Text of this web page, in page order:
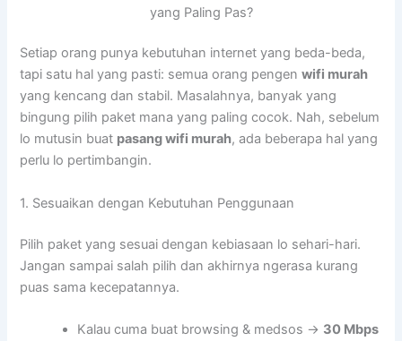
yang Paling Pas?
Setiap orang punya kebutuhan internet yang beda-beda,
tapi satu hal yang pasti: semua orang pengenwifi murah
yang kencang dan stabil. Masalahnya, banyak yang
bingung pilih paket mana yang paling cocok. Nah, sebelum
lo mutusin buat pasang wifi murah, ada beberapa hal yang
perlu lo pertimbangin.
1. Sesuaikan dengan Kebutuhan Penggunaan
Pilih paket yang sesuai dengan kebiasaan lo sehari-hari.
Jangan sampai salah pilih dan akhirnya ngerasa kurang
puas sama kecepatannya.
Kalau cuma buat browsing & medsos → 30 Mbps